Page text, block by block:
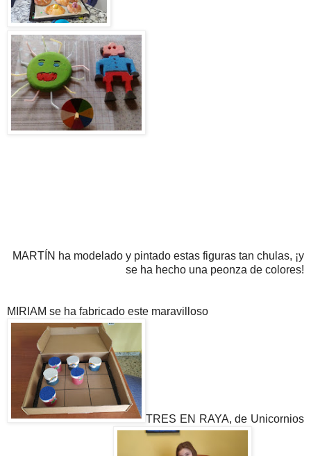
MARTÍN ha modelado y pintado estas figuras tan chulas, ¡y
se ha hecho una peonza de colores!
MIRIAM se ha fabricado este maravilloso
TRES EN RAYA, de Unicornios